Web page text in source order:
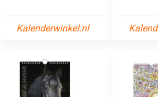
Kalenderwinkel.nl